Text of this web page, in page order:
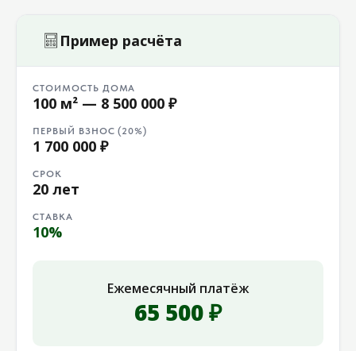
Пример расчёта
СТОИМОСТЬ ДОМА
100 м² — 8 500 000 ₽
ПЕРВЫЙ ВЗНОС (20%)
1 700 000 ₽
СРОК
20 лет
СТАВКА
10%
Ежемесячный платёж
65 500 ₽